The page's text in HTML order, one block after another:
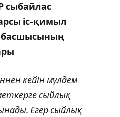
сыбайлас
іс-қимыл
басшысының
кейін мүлдем
сыйлық
Егер сыйлық